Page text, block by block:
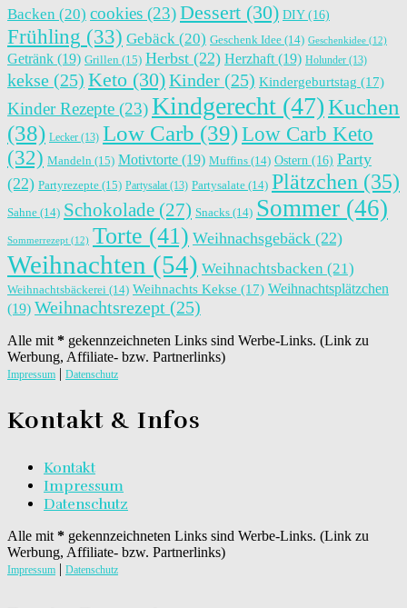
Backen (20) cookies (23)Dessert (30) DIY(16)
Frühling (33) Gebäck (20) Geschenk Idee (14) Geschenkidee (12)
Getränk (19) Grillen (15) Herbst (22) Herzhaft(19) Holunder (13)
kekse (25) Keto (30)Kinder (25) Kindergeburtstag (17)
Kinder Rezepte (23)Kindgerecht (47)Kuchen
(38) Lecker (13) Low Carb (39)Low Carb Keto
(32) Mandeln (15) Motivtorte (19) Muffins (14) Ostern (16) Party
(22) Partyrezepte (15) Partysalat (13) Partysalate (14) Plätzchen (35)
Sahne (14) Schokolade (27) Snacks (14) Sommer (46)
Sommerrezept (12) Torte (41) Weihnachsgebäck (22)
Weihnachten (54) Weihnachtsbacken (21)
Weihnachtsbäckerei (14) Weihnachts Kekse (17) Weihnachtsplätzchen
(19) Weihnachtsrezept (25)
Alle mit * gekennzeichneten Links sind Werbe-Links. (Link zu
Werbung, Affiliate- bzw. Partnerlinks)
Impressum | Datenschutz
Kontakt & Infos
Kontakt
Impressum
Datenschutz
Alle mit * gekennzeichneten Links sind Werbe-Links. (Link zu
Werbung, Affiliate- bzw. Partnerlinks)
Impressum | Datenschutz